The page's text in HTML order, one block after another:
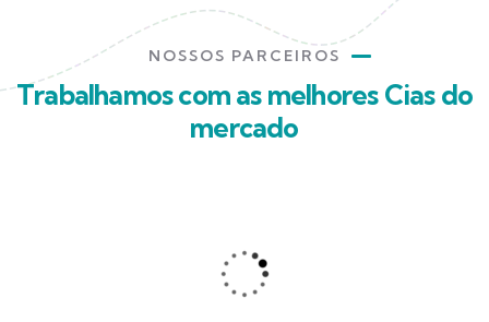
NOSSOS PARCEIROS
Trabalhamos com as melhores Cias do
mercado